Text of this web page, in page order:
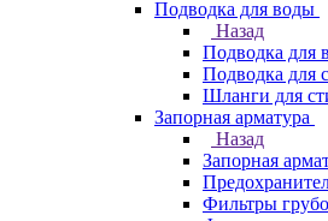
Подводка для воды
Назад
Подводка для
Подводка для
Шланги для
Запорная арматура
Назад
Запорная
Фильтры